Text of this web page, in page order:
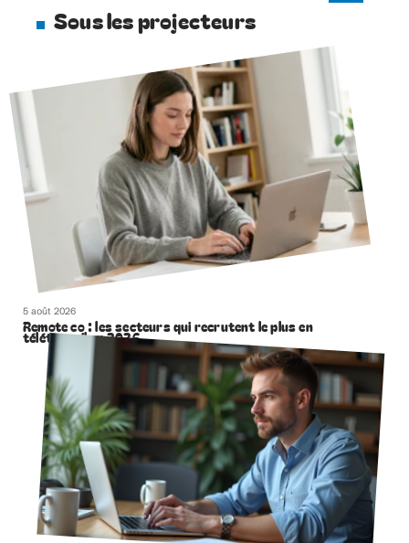
Sous les projecteurs
5 août 2026
Remote co : les secteurs qui recrutent le plus en
télétravail en 2026